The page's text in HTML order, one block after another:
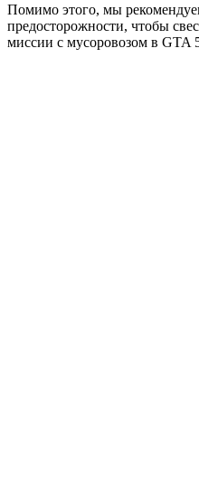
Помимо этого, мы
предосторожности, чтобы
миссии с мусоровозом в